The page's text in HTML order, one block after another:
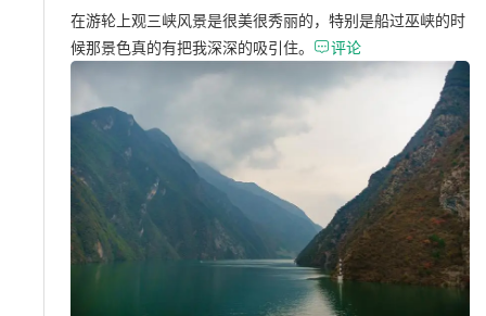
在游轮上观三峡风景是很美很秀丽的，特别是船过巫峡的时
候那景色真的有把我深深的吸引住。 评论